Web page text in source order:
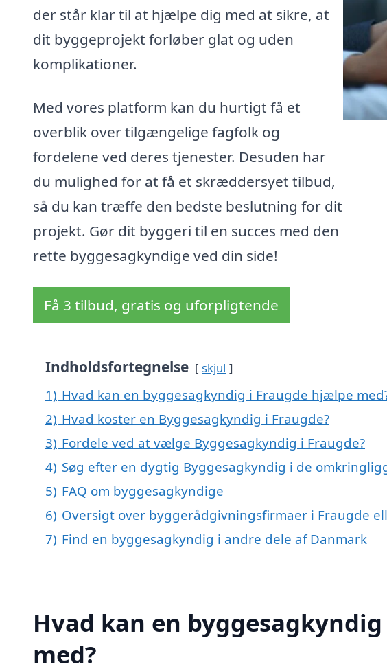
der står klar til at hjælpe dig med at sikre, at
dit byggeprojekt forløber glat og uden
komplikationer.
Med vores platform kan du hurtigt få et
overblik over tilgængelige fagfolk og
fordelene ved deres tjenester. Desuden har
du mulighed for at få et skræddersyet tilbud,
så du kan træffe den bedste beslutning for dit
projekt. Gør dit byggeri til en succes med den
rette byggesagkyndige ved din side!
Få 3 tilbud, gratis og uforpligtende
Indholdsfortegnelse skjul
1) Hvad kan en byggesagkyndig i Fraugde hjælpe
2) Hvad koster en Byggesagkyndig i Fraugde?
3) Fordele ved at vælge Byggesagkyndig i Fraugde?
4) Søg efter en dygtig Byggesagkyndig i de
5) FAQ om byggesagkyndige
6) Oversigt over byggerådgivningsfirmaer i Fraugde
7) Find en byggesagkyndig i andre dele af Danmark
Hvad kan en
med?